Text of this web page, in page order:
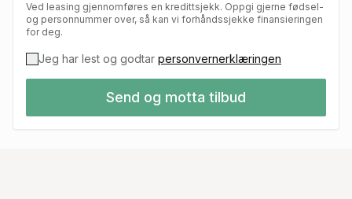
Ved leasing gjennomføres en kredittsjekk. Oppgi gjerne fødsel-
og personnummer over, så kan vi forhåndssjekke finansieringen
for deg.
Jeg har lest og godtar personvernerklæringen
Send og motta tilbud